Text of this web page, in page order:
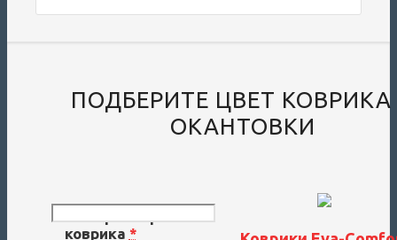
ПОДБЕРИТЕ ЦВЕТ КОВРИКА
ОКАНТОВКИ
Выберите цвет
коврика *